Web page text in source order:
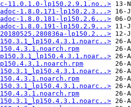
11.0.1.0-lp150.2.9.1.no..>
1.8.0.171-lp150.2.3...>
1.8.0.181-lp150.2.6...>
1.8.0.191-lp150.2.9...>
lp150.2...>